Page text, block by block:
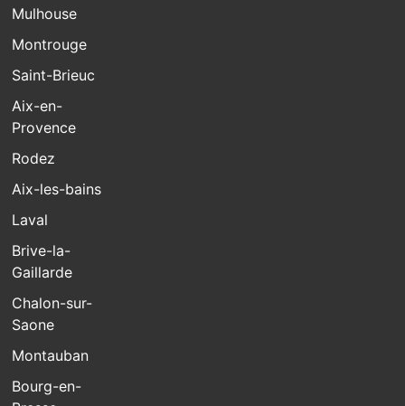
Mulhouse
Montrouge
Saint-Brieuc
Aix-en-
Provence
Rodez
Aix-les-bains
Laval
Brive-la-
Gaillarde
Chalon-sur-
Saone
Montauban
Bourg-en-